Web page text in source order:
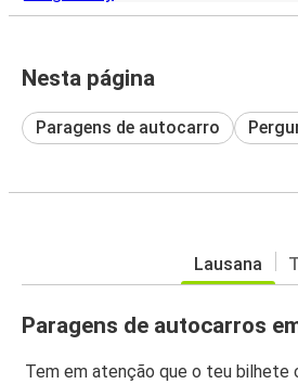
Nesta página
Paragens de autocarro
Lausana
Paragens de autocarros
Tem em atenção que o teu bilhete